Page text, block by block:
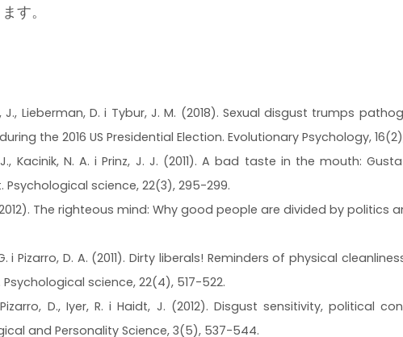
す。
J., Lieberman, D. i Tybur, J. M. (2018). Sexual disgust trumps
the 2016 US Presidential Election. Evolutionary Psychology,
J., Kacinik, N. A. i Prinz, J. J. (2011). A bad taste in the mouth:
Psychological science, 22(3), 295-299.
The righteous mind: Why good people are divided by politics
i Pizarro, D. A. (2011). Dirty liberals! Reminders of physical
science, 22(4), 517-522.
D., Iyer, R. i Haidt, J. (2012). Disgust sensitivity, political
and Personality Science, 3(5), 537-544.